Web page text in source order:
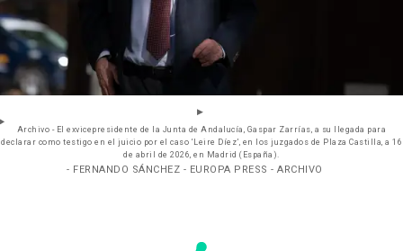
Archivo - El exvicepresidente de la Junta de Andalucía, Gaspar Zarrías, a su llegada para
declarar como testigo en el juicio por el caso ‘Leire Díez’, en los juzgados de Plaza Castilla, a 16
de abril de 2026, en Madrid (España).
- FERNANDO SÁNCHEZ - EUROPA PRESS - ARCHIVO